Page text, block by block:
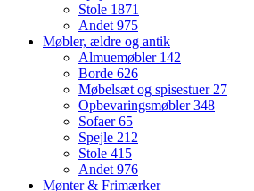
Stole 1871
Andet 975
Møbler, ældre og antik
Almuemøbler 142
Borde 626
Møbelsæt og spisestuer 27
Opbevaringsmøbler348
Sofaer65
Spejle 212
Stole 415
Andet 976
Mønter & Frimærker